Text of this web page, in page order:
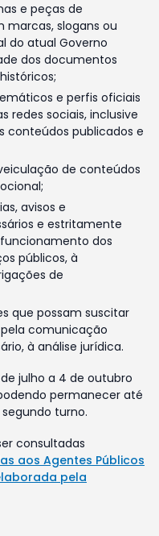
e peças de
slogans ou
do atual Governo
dos documentos
e perfis oficiais
redes sociais, inclusive
conteúdos publicados e
de conteúdos
avisos e
e estritamente
dos
públicos, à
de
que possam suscitar
comunicação
à análise jurídica.
julho a 4 de outubro
permanecer até
turno.
consultadas
aos Agentes Públicos
pela